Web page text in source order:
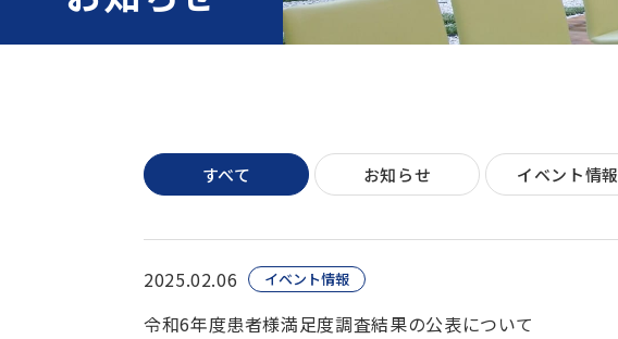
すべて お知らせ イベント情報
2025.02.06 イベント情報
令和6年度患者様満足度調査結果の公表について